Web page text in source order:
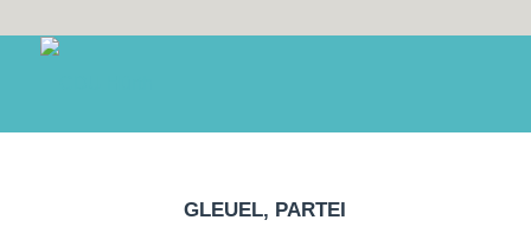
GLEUEL, PARTEI